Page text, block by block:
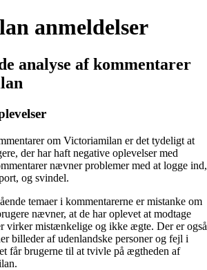
anmeldelser
analyse af kommentarer
om Victoriamilan er det tydeligt at
der har haft negative oplevelser med
nævner problemer med at logge ind,
og svindel.
temaer i kommentarerne er mistanke om
nævner, at de har oplevet at modtage
virker mistænkelige og ikke ægte. Der er også
billeder af udenlandske personer og fejl i
får brugerne til at tvivle på ægtheden af